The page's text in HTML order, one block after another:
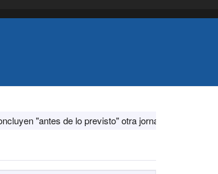
lo previsto" otra jornada de diálogo por